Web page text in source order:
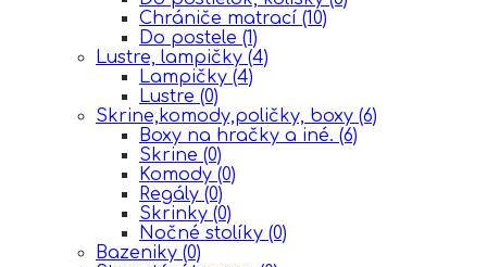
Chrániče matrací (10)
Do postele (1)
Lustre, lampičky (4)
Lampičky (4)
Lustre (0)
Skrine,komody,poličky, boxy (6)
Boxy na hračky a iné. (6)
Skrine (0)
Komody (0)
Regály (0)
Skrinky (0)
Nočné stolíky (0)
Bazeniky (0)